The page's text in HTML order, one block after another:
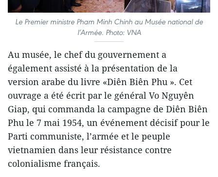
Le Premier ministre Pham Minh Chinh au Musée national de
l’Armée. Photo: VNA
Au musée, le chef du gouvernement a
également assisté à la présentation de la
version arabe du livre «Diên Biên Phu ». Cet
ouvrage a été écrit par le général Vo Nguyên
Giap, qui commanda la campagne de Diên Biên
Phu le 7 mai 1954, un événement décisif pour le
Parti communiste, l’armée et le peuple
vietnamien dans leur résistance contre
colonialisme français.